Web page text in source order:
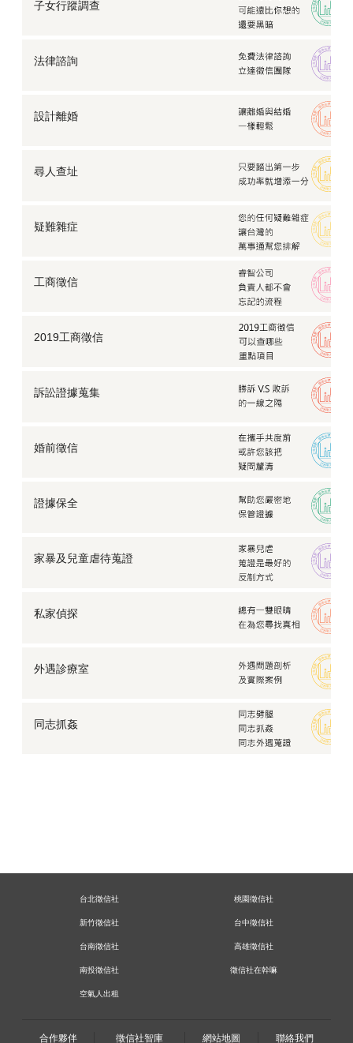
子女行蹤調查
法律諮詢
設計離婚
尋人查址
疑難雜症
工商徵信
2019工商徵信
訴訟證據蒐集
婚前徵信
證據保全
家暴及兒童虐待蒐證
私家偵探
外遇診療室
同志抓姦
台北徵信社 桃園徵信社
新竹徵信社 台中徵信社
台南徵信社 高雄徵信社
南投徵信社 徵信社在幹嘛
空氣人出租
合作夥伴 徵信社智庫 網站地圖 聯絡我們